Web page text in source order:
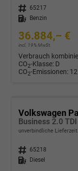
Fahrzeugnr. 65217
Kraftstoff
Benzin
36.884,– €
incl. 19% MwSt.
Verbrauch
CO2-Klasse: D
CO2-Emissionen:
Volkswagen
unverbindliche Lieferzeit:
Fahrzeugnr. 65218
Kraftstoff
Diesel